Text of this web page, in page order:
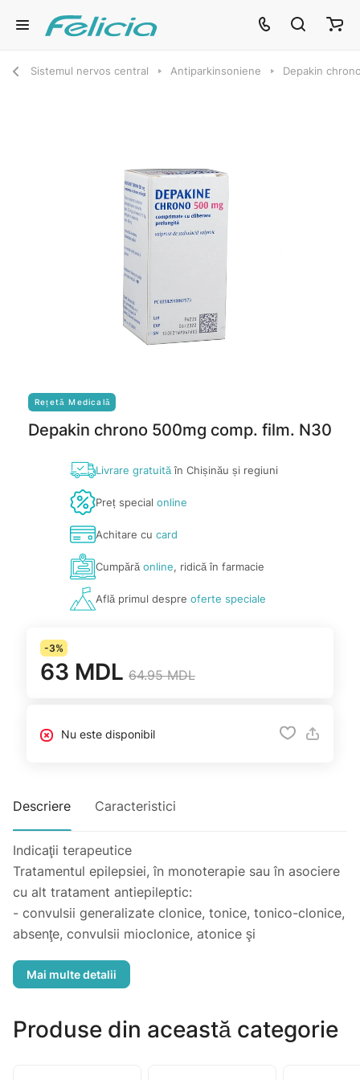
Sistemul nervos central Antiparkinsoniene Depakin
Rețetă Medicală
Depakin chrono 500mg comp. film. N30
Livrare gratuităîn Chișinău și regiuni
Preț special online
Achitare cu card
Cumpărăonline, ridică în farmacie
Află primul despre oferte speciale
-3%
63 MDL 64.95 MDL
Nu este disponibil
Descriere Caracteristici
Indicaţii terapeutice
Tratamentul epilepsiei, în monoterapie sau în asociere
cu alt tratament antiepileptic:
- convulsii generalizate clonice, tonice, tonico-clonice,
absenţe, convulsii mioclonice, atonice şi
- convulsii parţiale cu sau fără generalizare secundară.
afectivă bipolară, atunci când tratamentul cu litiu
este contraindicat sau nu este tolerat. Continuarea
Produse din această categorie